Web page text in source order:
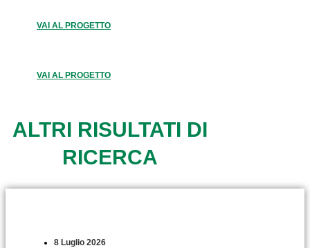
VAI AL PROGETTO
VAI AL PROGETTO
ALTRI RISULTATI DI
RICERCA
8 Luglio 2026